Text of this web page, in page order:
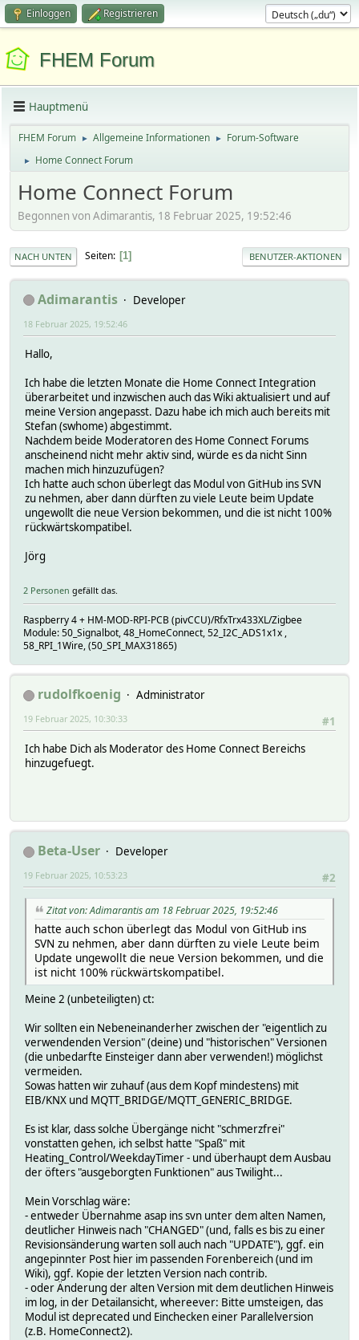
Einloggen Registrieren
FHEM Forum
Hauptmenü
FHEM Forum ► Allgemeine Informationen ► Forum-Software
► Home Connect Forum
Home Connect Forum
Begonnen von Adimarantis, 18 Februar 2025, 19:52:46
NACH UNTEN Seiten 1 BENUTZER-AKTIONEN
Adimarantis Developer
18 Februar 2025, 19:52:46
Hallo,
Ich habe die letzten Monate die Home Connect Integration
überarbeitet und inzwischen auch das Wiki aktualisiert und auf
meine Version angepasst. Dazu habe ich mich auch bereits mit
Stefan (swhome) abgestimmt.
Nachdem beide Moderatoren des Home Connect Forums
anscheinend nicht mehr aktiv sind, würde es da nicht Sinn
machen mich hinzuzufügen?
Ich hatte auch schon überlegt das Modul von GitHub ins SVN
zu nehmen, aber dann dürften zu viele Leute beim Update
ungewollt die neue Version bekommen, und die ist nicht 100%
rückwärtskompatibel.
Jörg
2 Personen gefällt das.
Raspberry 4 + HM-MOD-RPI-PCB (pivCCU)/RfxTrx433XL/Zigbee
Module: 50_Signalbot, 48_HomeConnect, 52_I2C_ADS1x1x ,
58_RPI_1Wire, (50_SPI_MAX31865)
rudolfkoenig
Administrator
#1
19 Februar 2025, 10:30:33
Ich habe Dich als Moderator des Home Connect Bereichs
hinzugefuegt.
Beta-User
Developer
#2
19 Februar 2025, 10:53:23
Zitat von: Adimarantis am 18 Februar 2025, 19:52:46
hatte auch schon überlegt das Modul von GitHub ins
SVN zu nehmen, aber dann dürften zu viele Leute beim
Update ungewollt die neue Version bekommen, und die
ist nicht 100% rückwärtskompatibel.
Meine 2 (unbeteiligten) ct:
Wir sollten ein Nebeneinanderher zwischen der "eigentlich zu
verwendenden Version" (deine) und "historischen" Versionen
(die unbedarfte Einsteiger dann aber verwenden!) möglichst
vermeiden.
Sowas hatten wir zuhauf (aus dem Kopf mindestens) mit
EIB/KNX und MQTT_BRIDGE/MQTT_GENERIC_BRIDGE.
Es ist klar, dass solche Übergänge nicht "schmerzfrei"
vonstatten gehen, ich selbst hatte "Spaß" mit
Heating_Control/WeekdayTimer - und überhaupt dem Ausbau
der öfters "ausgeborgten Funktionen" aus Twilight...
Mein Vorschlag wäre:
- entweder Übernahme asap ins svn unter dem alten Namen,
deutlicher Hinweis nach "CHANGED" (und, falls es bis zu einer
Revisionsänderung warten soll auch nach "UPDATE"), ggf. ein
angepinnter Post hier im passenden Forenbereich (und im
Wiki), ggf. Kopie der letzten Version nach contrib.
- oder Änderung der alten Version mit dem deutlichen Hinweis
im log, in der Detailansicht, whereever: Bitte umsteigen, das
Modul ist deprecated und Einchecken einer Parallelversion
(z.B. HomeConnect2).